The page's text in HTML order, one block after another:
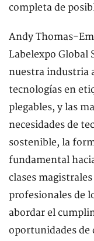
completa de
Andy Thomas-
Labelexpo Global
nuestra industria
tecnologías en
plegables, y las
necesidades de
sostenible, la
fundamental
clases
profesionales de
abordar el
oportunidades de